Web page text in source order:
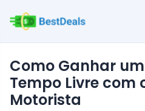
Como Ganhar um Extra em
Tempo Livre com
Motorista